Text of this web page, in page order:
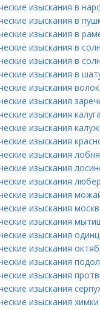
изыскания в
изыскания в
изыскания в
изыскания в
изыскания в
изыскания в
изыскания
изыскания
изыскания калуга
изыскания
изыскания
изыскания лобня
изыскания
изыскания
изыскания
изыскания
изыскания
изыскания
изыскания
изыскания
изыскания
изыскания
изыскания химки